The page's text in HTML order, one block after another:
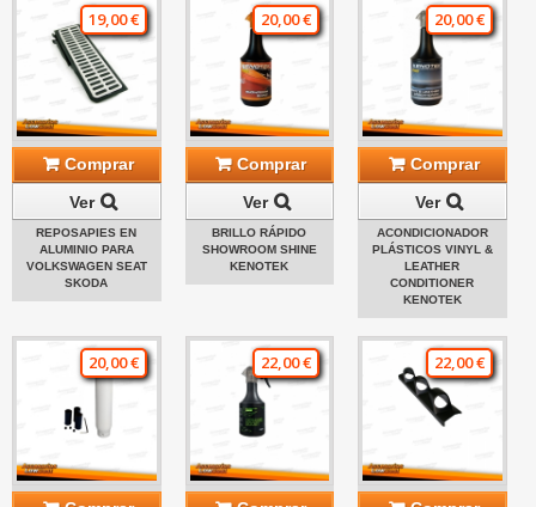
19,00 €
Comprar
Ver
REPOSAPIES EN
ALUMINIO PARA
VOLKSWAGEN SEAT
SKODA
20,00 €
Comprar
Ver
BRILLO RÁPIDO
SHOWROOM SHINE
KENOTEK
20,00 €
Comprar
Ver
ACONDICIONADOR
PLÁSTICOS VINYL &
LEATHER
CONDITIONER
KENOTEK
20,00 € 22,00 € 22,00 €